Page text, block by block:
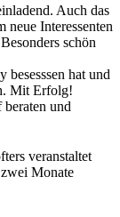
Auch das
neue Interessenten
schön
besesssen hat und
Mit Erfolg!
und
veranstaltet
Monate